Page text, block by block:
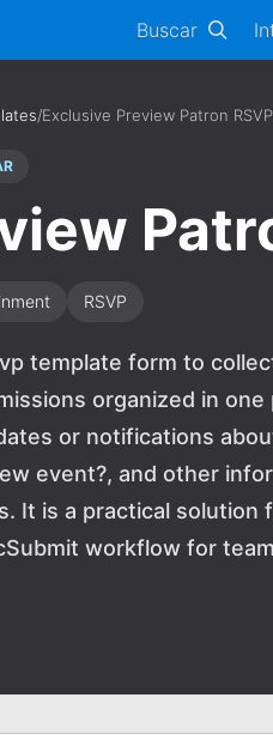
Buscar
/Exclusive Preview Patron RSVP
RSVP
template form to
organized in one
or notifications
event?, and other
It is a practical solution
workflow for